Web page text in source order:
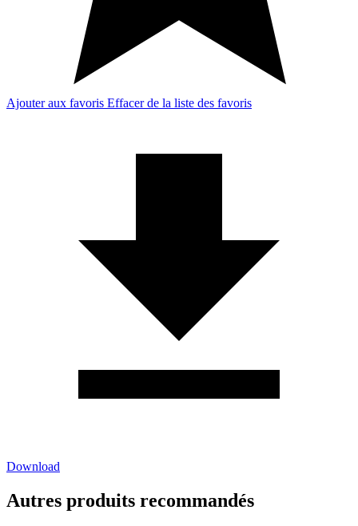
Ajouter aux favoris Effacer de la liste des favoris
Download
Autres produits recommandés